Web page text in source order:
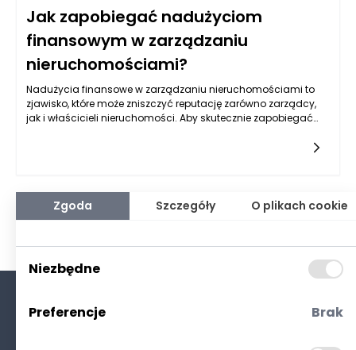
Jak zapobiegać nadużyciom
finansowym w zarządzaniu
nieruchomościami?
Nadużycia finansowe w zarządzaniu nieruchomościami to
zjawisko, które może zniszczyć reputację zarówno zarządcy,
jak i właścicieli nieruchomości. Aby skutecznie zapobiegać
przed stratami finansowymi. W pierwszej kolejności warto
zadbać o pełną transparentność w procesach finansowych.
Transparentność to nie tylko dobra praktyka, ale również
właścicielami nieruchomości. Publikowanie sprawozdań
finansowych, regularne informowanie o wydatkach i
przychodach czy organizowanie spotkań z właścicielami
Zgoda Szczegóły O plikach cookie
Niezbędne
Preferencje Brak